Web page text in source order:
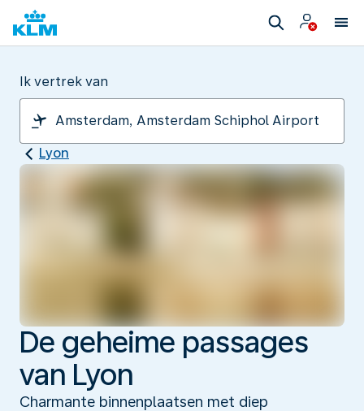
Ik vertrek van
Lyon
De geheime passages
van Lyon
Charmante binnenplaatsen met diep